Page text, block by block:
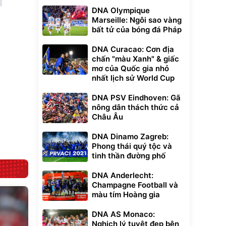
Bụi Lau
-
Unmute
Vali Bamozo
Khung Nhôm
20/24/28 Cao Cấp
825.000đ
Flash Sale
lưng chống nóng
giúp thoải mái
trong di chuyển
295.000
DNA Olympique
Marseille: Ngôi sao vàng
bất tử của bóng đá Pháp
DNA Curacao: Cơn địa
chấn "màu Xanh" & giấc
mơ của Quốc gia nhỏ
nhất lịch sử World Cup
DNA PSV Eindhoven: Gã
nông dân thách thức cả
Châu Âu
DNA Dinamo Zagreb:
Phong thái quý tộc và
tinh thần đường phố
DNA Anderlecht:
Champagne Football và
màu tím Hoàng gia
DNA AS Monaco:
Nghịch lý tuyệt đẹp bên